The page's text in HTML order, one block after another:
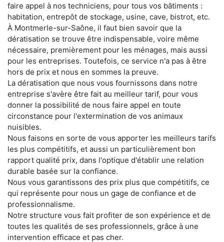
faire appel à nos techniciens, pour tous vos bâtiments :
habitation, entrepôt de stockage, usine, cave, bistrot, etc.
À Montmerle-sur-Saône, il faut bien savoir que la
dératisation se trouve être indispensable, voire même
nécessaire, premièrement pour les ménages, mais aussi
pour les entreprises. Toutefois, ce service n'a pas à être
hors de prix et nous en sommes la preuve.
La dératisation que nous vous fournissons dans notre
entreprise s'avère être fait au meilleur tarif, pour vous
donner la possibilité de nous faire appel en toute
circonstance pour l'extermination de vos animaux
nuisibles.
Nous faisons en sorte de vous apporter les meilleurs tarifs
les plus compétitifs, et aussi un particulièrement bon
rapport qualité prix, dans l'optique d'établir une relation
durable basée sur la confiance.
Nous vous garantissons des prix plus que compétitifs, ce
qui représente pour nous un gage de confiance et de
professionnalisme.
Notre structure vous fait profiter de son expérience et de
toutes les qualités de ses professionnels, grâce à une
intervention efficace et pas cher.